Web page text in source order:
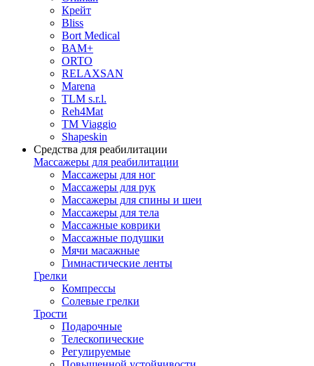
Крейт
Bliss
Bort Medical
ВАМ+
ORTO
RELAXSAN
Marena
TLM s.r.l.
Reh4Mat
TM Viaggio
Shapeskin
Средства для реабилитации
Массажеры для реабилитации
Массажеры для ног
Массажеры для рук
Массажеры для спины и шеи
Массажеры для тела
Массажные коврики
Массажные подушки
Мячи масажные
Гимнастические ленты
Грелки
Компрессы
Солевые грелки
Трости
Подарочные
Телескопические
Регулируемые